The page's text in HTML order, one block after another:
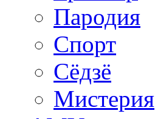
Пародия
Спорт
Сёдзё
Мистерия